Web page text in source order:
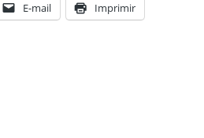
E-mail Imprimir